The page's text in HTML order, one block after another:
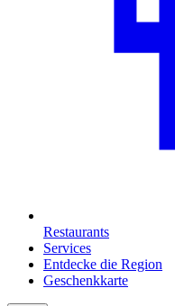
Restaurants
Services
Entdecke die Region
Geschenkkarte